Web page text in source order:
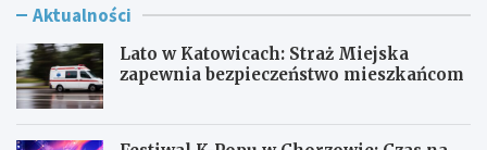
Aktualności
Lato w Katowicach: Straż Miejska
zapewnia bezpieczeństwo mieszkańcom